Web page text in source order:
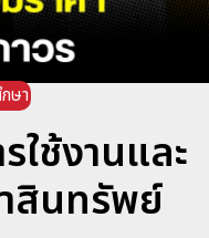
ษา
ใช้งานและ
สินทรัพย์